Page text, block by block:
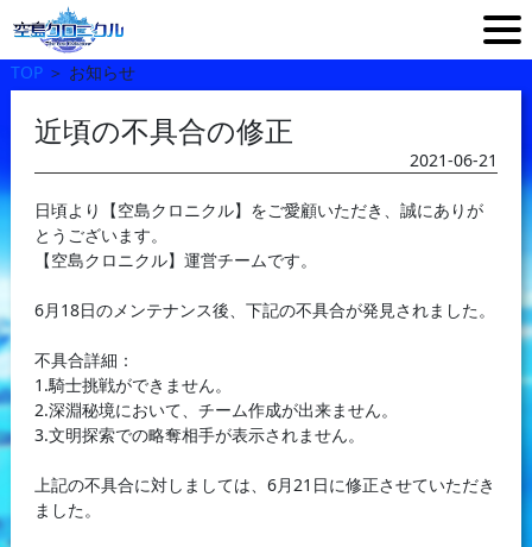
TOP＞ お知らせ
近頃の不具合の修正
2021-06-21
日頃より【空島クロニクル】をご愛顧いただき、誠にありが
とうございます。
【空島クロニクル】運営チームです。
6月18日のメンテナンス後、下記の不具合が発見されました。
不具合詳細：
1.騎士挑戦ができません。
2.深淵秘境において、チーム作成が出来ません。
3.文明探索での略奪相手が表示されません。
上記の不具合に対しましては、6月21日に修正させていただき
ました。